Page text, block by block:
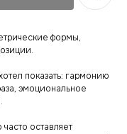
формы,
показать: гармонию
эмоциональное
оставляет